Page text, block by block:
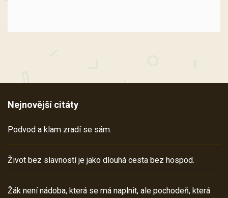
Nejnovější citáty
Podvod a klam zradí se sám.
Život bez slavností je jako dlouhá cesta bez hospod.
Žák není nádoba, která se má naplnit, ale pochodeň, která